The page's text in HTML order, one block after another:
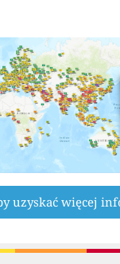
uzyskać więcej